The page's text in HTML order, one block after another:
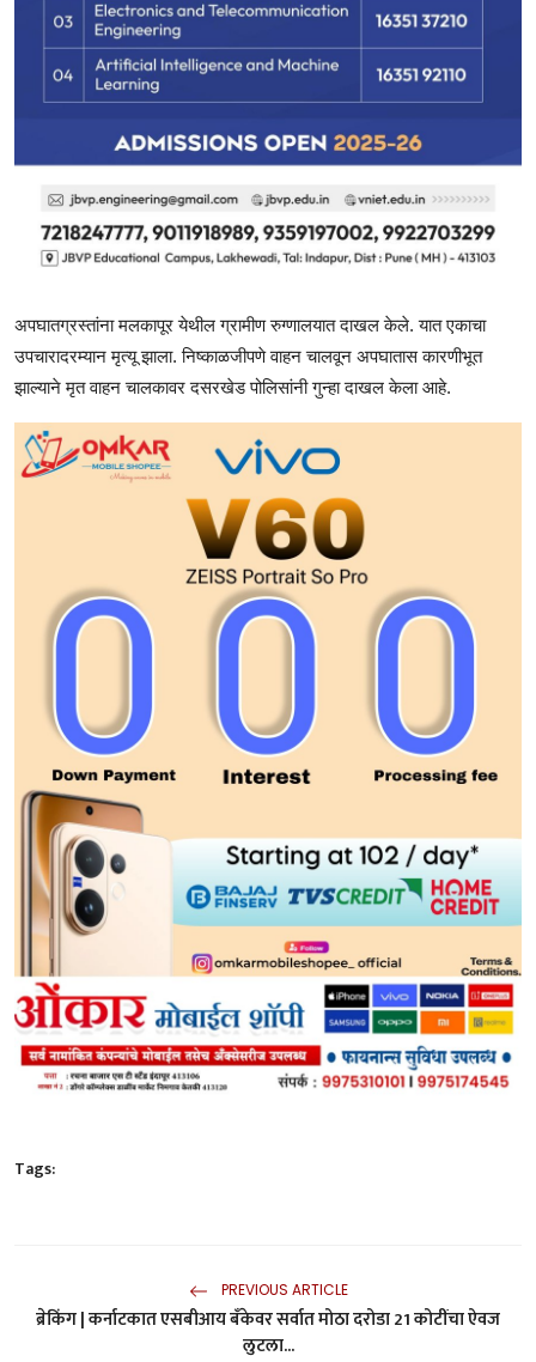
अपघातग्रस्तांना मलकापूर येथील ग्रामीण रुग्णालयात दाखल केले. यात एकाचा
उपचारादरम्यान मृत्यू झाला. निष्काळजीपणे वाहन चालवून अपघातास कारणीभूत
झाल्याने मृत वाहन चालकावर दसरखेड पोलिसांनी गुन्हा दाखल केला आहे.
Tags:
PREVIOUS ARTICLE
ब्रेकिंग | कर्नाटकात एसबीआय बँकेवर सर्वात मोठा दरोडा 21 कोटींचा ऐवज
लुटला...